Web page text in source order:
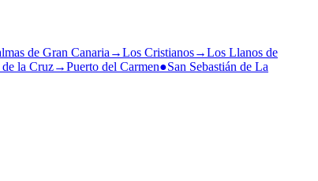
de Gran Canaria →Los Cristianos→Los Llanos de
de la Cruz→Puerto del Carmen●San Sebastián de La